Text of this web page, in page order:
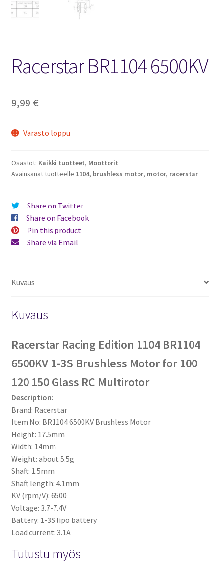
Toimitusehdot
Racerstar BR1104 6500KV
9,99 €
Varasto loppu
Osastot: Kaikki tuotteet, Moottorit
Avainsanat tuotteelle 1104, brushless motor, motor, racerstar
Share on Twitter
Share on Facebook
Pin this product
Share via Email
Kuvaus
Kuvaus
Racerstar Racing Edition 1104 BR1104
6500KV 1-3S Brushless Motor for 100
120 150 Glass RC Multirotor
Description:
Brand: Racerstar
Item No: BR1104 6500KV Brushless Motor
Height: 17.5mm
Width: 14mm
Weight: about 5.5g
Shaft: 1.5mm
Shaft length: 4.1mm
KV (rpm/V): 6500
Voltage: 3.7-7.4V
Battery: 1-3S lipo battery
Load current: 3.1A
Tutustu myös